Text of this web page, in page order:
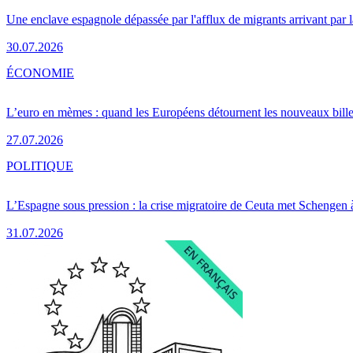
Une enclave espagnole dépassée par l'afflux de migrants arrivant par
30.07.2026
L’euro en mèmes : quand les Européens détournent les nouveaux
27.07.2026
ÉCONOMIE
L’Espagne sous pression : la crise migratoire de Ceuta met Schengen
31.07.2026
POLITIQUE